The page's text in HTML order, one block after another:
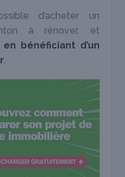
d’acheter un
à rénover, et
bénéficiant d’un
.